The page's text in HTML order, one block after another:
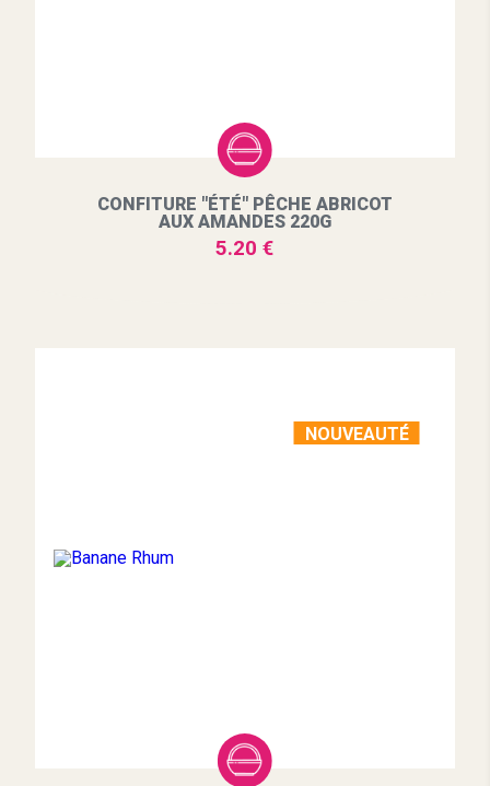
CONFITURE "ÉTÉ" PÊCHE ABRICOT
AUX AMANDES 220G
5.20 €
NOUVEAUTÉ